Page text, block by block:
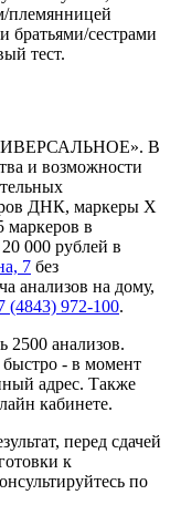
племянницей
братьями/сестрами
тест.
В
и возможности
ДНК, маркеры Х
в
000 рублей в
7 без
анализов на дому,
(4843) 972-100.
2500 анализов.
быстро - в момент
адрес. Также
кабинете.
перед сдачей
к
по